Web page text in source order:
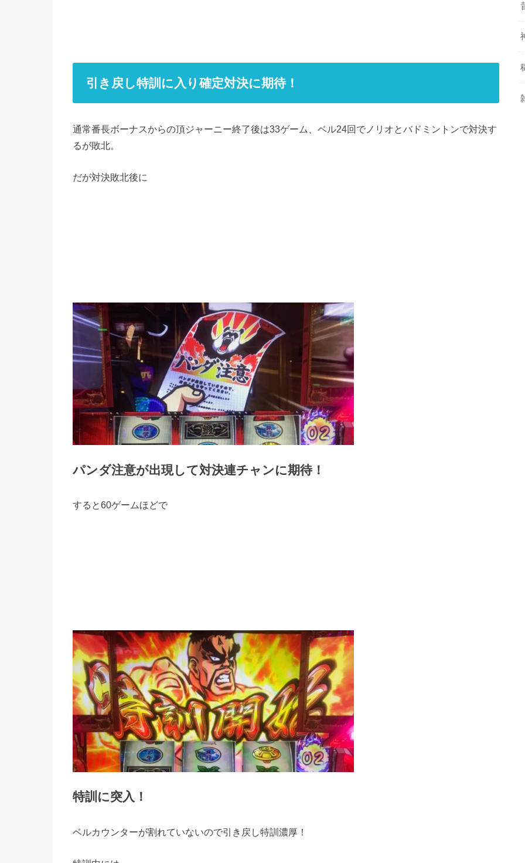
引き戻し特訓に入り確定対決に期待！
通常番長ボーナスからの頂ジャーニー終了後は33ゲーム、ベル24回でノリオとバドミントンで対決す
るが敗北。
だが対決敗北後に
パンダ注意が出現して対決連チャンに期待！
すると60ゲームほどで
特訓に突入！
ベルカウンターが割れていないので引き戻し特訓濃厚！